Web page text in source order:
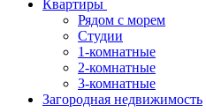
Квартиры
Рядом с морем
Студии
1-комнатные
2-комнатные
3-комнатные
Загородная недвижимость